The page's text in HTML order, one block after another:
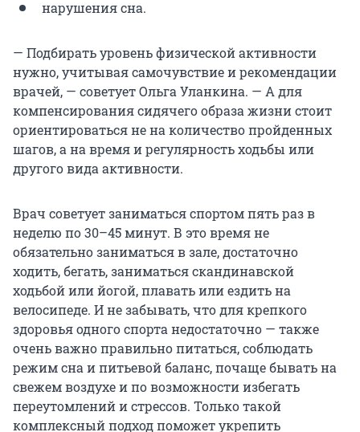
нарушения сна.
— Подбирать уровень физической активности
нужно, учитывая самочувствие и рекомендации
врачей, — советует Ольга Уланкина. — А для
компенсирования сидячего образа жизни стоит
ориентироваться не на количество пройденных
шагов, а на время и регулярность ходьбы или
другого вида активности.
Врач советует заниматься спортом пять раз в
неделю по 30–45 минут. В это время не
обязательно заниматься в зале, достаточно
ходить, бегать, заниматься скандинавской
ходьбой или йогой, плавать или ездить на
велосипеде. И не забывать, что для крепкого
здоровья одного спорта недостаточно — также
очень важно правильно питаться, соблюдать
режим сна и питьевой баланс, почаще бывать на
свежем воздухе и по возможности избегать
переутомлений и стрессов. Только такой
комплексный подход поможет укрепить